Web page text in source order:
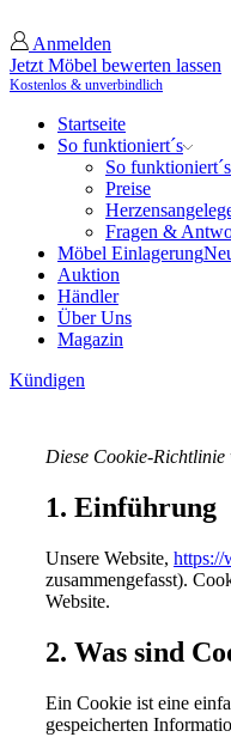
Anmelden
Jetzt Möbel bewerten lassen
Kostenlos & unverbindlich
Startseite
So funktioniert´s
So funktioniert´s
Preise
Fragen &
Möbel Einlagerung
Auktion
Händler
Über Uns
Magazin
Kündigen
Diese Cookie-
1. Einführung
Unsere Website, https://
zusammengefasst).
Website.
2. Was sind
Ein Cookie ist eine
gespeicherten